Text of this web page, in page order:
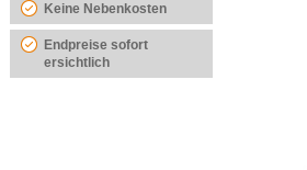
Keine Nebenkosten
Endpreise sofort
ersichtlich